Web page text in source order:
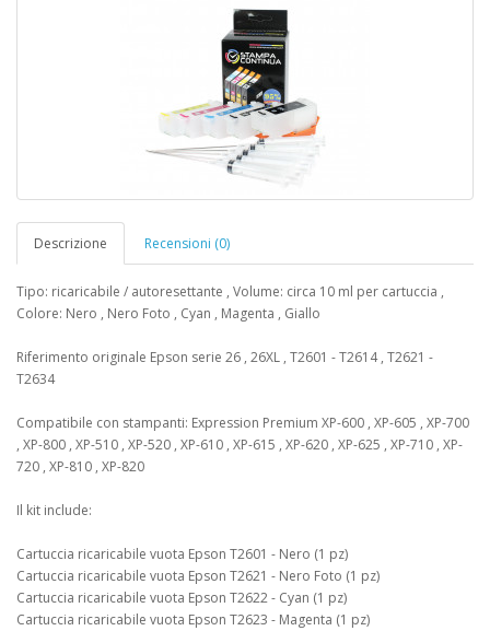
Descrizione Recensioni (0)
Tipo: ricaricabile / autoresettante , Volume: circa 10 ml per cartuccia ,
Colore: Nero , Nero Foto , Cyan , Magenta , Giallo
Riferimento originale Epson serie 26 , 26XL , T2601 - T2614 , T2621 -
T2634
Compatibile con stampanti: Expression Premium XP-600 , XP-605 , XP-700
, XP-800 , XP-510 , XP-520 , XP-610 , XP-615 , XP-620 , XP-625 , XP-710 , XP-
720 , XP-810 , XP-820
Il kit include:
Cartuccia ricaricabile vuota Epson T2601 - Nero (1 pz)
Cartuccia ricaricabile vuota Epson T2621 - Nero Foto (1 pz)
Cartuccia ricaricabile vuota Epson T2622 - Cyan (1 pz)
Cartuccia ricaricabile vuota Epson T2623 - Magenta (1 pz)